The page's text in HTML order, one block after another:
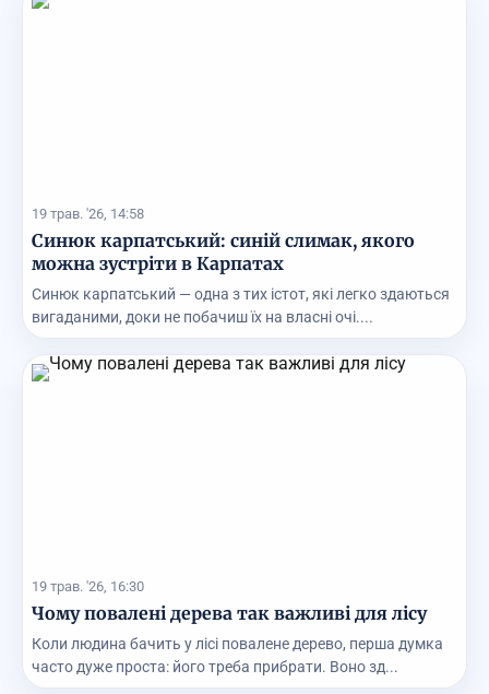
19 трав. '26, 14:58
Синюк карпатський: синій слимак, якого
можна зустріти в Карпатах
Синюк карпатський — одна з тих істот, які легко здаються
вигаданими, доки не побачиш їх на власні очі....
19 трав. '26, 16:30
Чому повалені дерева так важливі для лісу
Коли людина бачить у лісі повалене дерево, перша думка
часто дуже проста: його треба прибрати. Воно зд...